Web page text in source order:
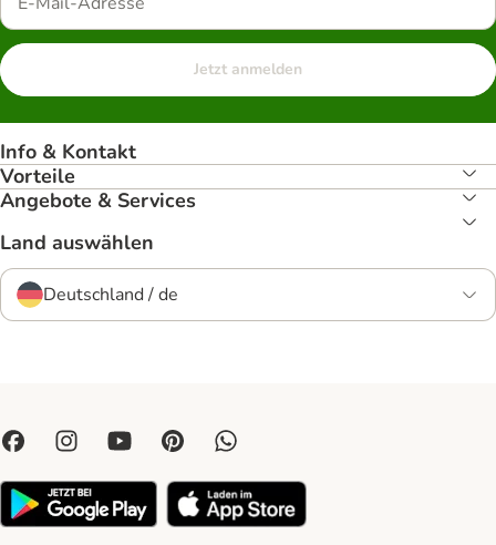
Jetzt anmelden
Info & Kontakt
Vorteile
Angebote & Services
Land auswählen
Deutschland / de